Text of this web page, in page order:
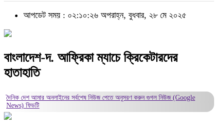
আপডেট সময় : ০২:১০:২৬ অপরাহ্ন, বুধবার, ২৮ মে ২০২৫
বাংলাদেশ-দ. আফ্রিকা ম্যাচে ক্রিকেটারদের
হাতাহাতি
দৈনিক দেশ আমার অনলাইনের সর্বশেষ নিউজ পেতে অনুসরণ করুন গুগল নিউজ (Google
News) ফিডটি